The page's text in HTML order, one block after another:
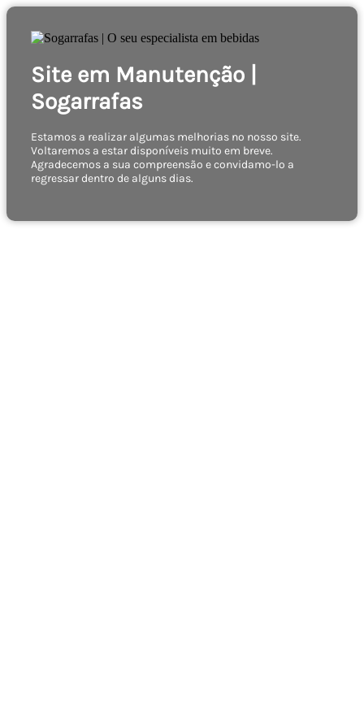
Site em Manutenção |
Sogarrafas
Estamos a realizar algumas melhorias no nosso site.
Voltaremos a estar disponíveis muito em breve.
Agradecemos a sua compreensão e convidamo-lo a
regressar dentro de alguns dias.